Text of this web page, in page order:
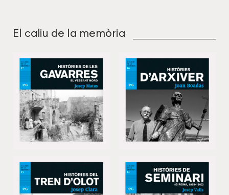
El caliu de la memòria